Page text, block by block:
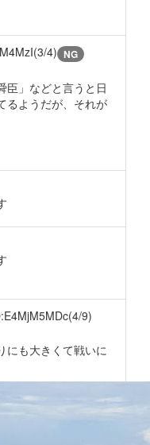
4) NG
臣」などと言うと日
るようだが、それが
9)
にも大きくて戦いに